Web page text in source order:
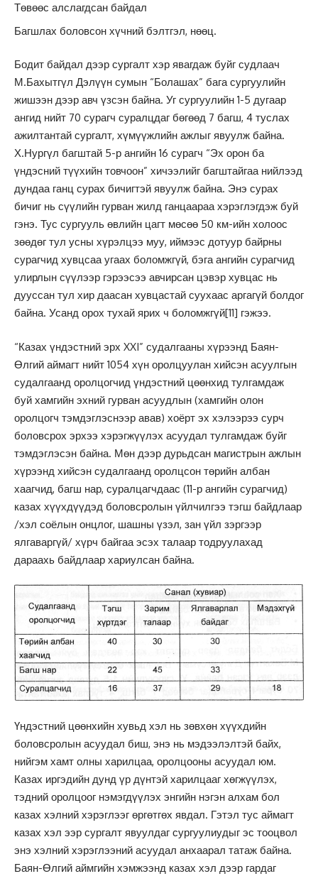
Төвөөс алслагдсан байдал
Багшлах боловсон хүчний бэлтгэл, нөөц.
Бодит байдал дээр сургалт хэр явагдаж буйг судлаач
М.Бахытгүл Дэлүүн сумын “Болашах” бага сургуулийн
жишээн дээр авч үзсэн байна. Уг сургуулийн 1-5 дугаар
ангид нийт 70 сурагч суралцдаг бөгөөд 7 багш, 4 туслах
ажилтантай сургалт, хүмүүжлийн ажлыг явуулж байна.
Х.Нургүл багштай 5-р ангийн 16 сурагч “Эх орон ба
үндэсний түүхийн товчоон” хичээлийг багштайгаа нийлээд
дундаа ганц сурах бичигтэй явуулж байна. Энэ сурах
бичиг нь сүүлийн гурван жилд ганцаараа хэрэглэгдэж буй
гэнэ. Тус сургууль өвлийн цагт мөсөө 50 км-ийн холоос
зөөдөг тул усны хүрэлцээ муу, иймээс дотуур байрны
сурагчид хувцсаа угаах боломжгүй, бэга ангийн сурагчид
улирлын сүүлээр гэрээсээ авчирсан цэвэр хувцас нь
дууссан тул хир даасан хувцастай суухаас аргагүй болдог
байна. Усанд орох тухай ярих ч боломжгүй[11] гэжээ.
“Казах үндэстний эрх XXI” судалгааны хүрээнд Баян-
Өлгий аймагт нийт 1054 хүн оролцуулан хийсэн асуулгын
судалгаанд оролцогчид үндэстний цөөнхид тулгамдаж
буй хамгийн эхний гурван асуудлын (хамгийн олон
оролцогч тэмдэглэснээр авав) хоёрт эх хэлээрээ сурч
боловсрох эрхээ хэрэгжүүлэх асуудал тулгамдаж буйг
тэмдэглэсэн байна. Мөн дээр дурьдсан магистрын ажлын
хүрээнд хийсэн судалгаанд оролцсон төрийн албан
хаагчид, багш нар, суралцагчдаас (11-р ангийн сурагчид)
казах хүүхдүүдэд боловсролын үйлчилгээ тэгш байдлаар
/хэл соёлын онцлог, шашны үзэл, зан үйл зэргээр
ялгаваргүй/ хүрч байгаа эсэх талаар тодруулахад
дараахь байдлаар хариулсан байна.
Үндэстний цөөнхийн хувьд хэл нь зөвхөн хүүхдийн
боловсролын асуудал биш, энэ нь мэдээлэлтэй байх,
нийгэм хамт олны харилцаа, оролцооны асуудал юм.
Казах иргэдийн дунд үр дүнтэй харилцааг хөгжүүлэх,
тэдний оролцоог нэмэгдүүлэх энгийн нэгэн алхам бол
казах хэлний хэрэглээг өргөтгөх явдал. Гэтэл тус аймагт
казах хэл ээр сургалт явуулдаг сургуулиудыг эс тооцвол
энэ хэлний хэрэглээний асуудал анхаарал татаж байна.
Баян-Өлгий аймгийн хэмжээнд казах хэл дээр гардаг